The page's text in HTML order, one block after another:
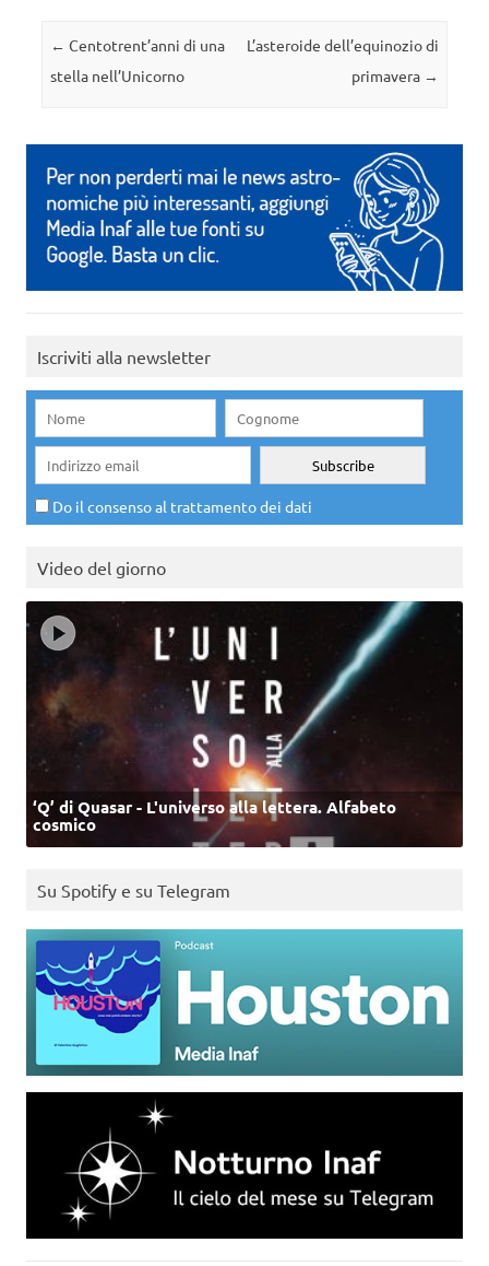
Navigazione articolo
← Centotrent’anni di una
stella nell’Unicorno
L’asteroide dell’equinozio di
primavera →
Iscriviti alla newsletter
Do il consenso al trattamento dei dati
Video del giorno
‘Q’ di Quasar - L'universo alla lettera. Alfabeto
cosmico
Su Spotify e su Telegram